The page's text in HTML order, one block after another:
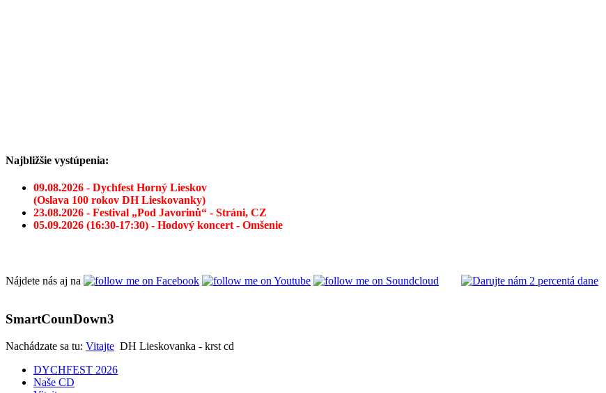
Najbližšie vystúpenia:
09.08.2026 - Dychfest Horný Lieskov
(Oslava 100 rokov DH Lieskovanky)
23.08.2026 - Festival „Pod Javorinů“ - Stráni, CZ
05.09.2026 (16:30-17:30) - Hodový koncert - Omšenie
Nájdete nás aj na
SmartCounDown3
Nachádzate sa tu: Vitajte DH Lieskovanka - krst cd
DYCHFEST 2026
Naše CD